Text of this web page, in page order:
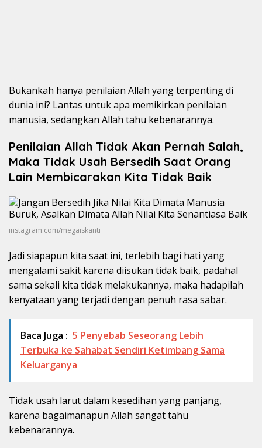
Bukankah hanya penilaian Allah yang terpenting di
dunia ini? Lantas untuk apa memikirkan penilaian
manusia, sedangkan Allah tahu kebenarannya.
Penilaian Allah Tidak Akan Pernah Salah,
Maka Tidak Usah Bersedih Saat Orang
Lain Membicarakan Kita Tidak Baik
instagram.com/megaiskanti
Jadi siapapun kita saat ini, terlebih bagi hati yang
mengalami sakit karena diisukan tidak baik, padahal
sama sekali kita tidak melakukannya, maka hadapilah
kenyataan yang terjadi dengan penuh rasa sabar.
Baca Juga : 5 Penyebab Seseorang Lebih
Terbuka ke Sahabat Sendiri Ketimbang Sama
Keluarganya
Tidak usah larut dalam kesedihan yang panjang,
karena bagaimanapun Allah sangat tahu
kebenarannya.